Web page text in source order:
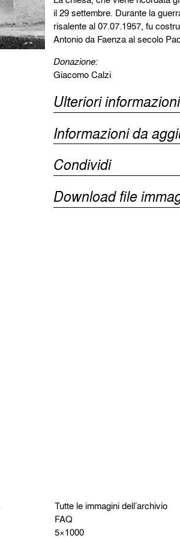
il 29 settembre. Durante la
risalente al 07.07.1957, fu
Antonio da Faenza al secolo
Donazione:
Giacomo Calzi
Ulteriori informazioni
Informazioni da
Condividi
Download file
Tutte le immagini dell’archivio
FAQ
5×1000